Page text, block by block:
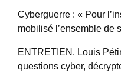
Cyberguerre : « Pour
mobilisé l’ensemble de
ENTRETIEN. Louis
questions cyber,